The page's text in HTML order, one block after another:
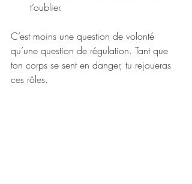
t’oublier.
C’est moins une question de volonté
qu’une question de régulation. Tant que
ton corps se sent en danger, tu rejoueras
ces rôles.